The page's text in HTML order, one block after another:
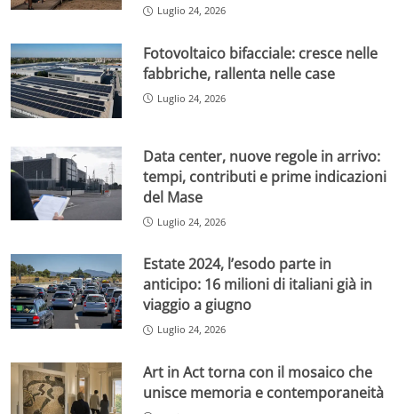
Luglio 24, 2026
Fotovoltaico bifacciale: cresce nelle
fabbriche, rallenta nelle case
Luglio 24, 2026
Data center, nuove regole in arrivo:
tempi, contributi e prime indicazioni
del Mase
Luglio 24, 2026
Estate 2024, l’esodo parte in
anticipo: 16 milioni di italiani già in
viaggio a giugno
Luglio 24, 2026
Art in Act torna con il mosaico che
unisce memoria e contemporaneità